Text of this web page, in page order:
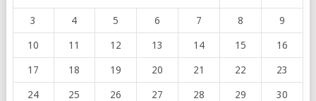
3 4 5 6 7 8 9
10 11 12 13 14 15 16
17 18 19 20 21 22 23
24 25 26 27 28 29 30